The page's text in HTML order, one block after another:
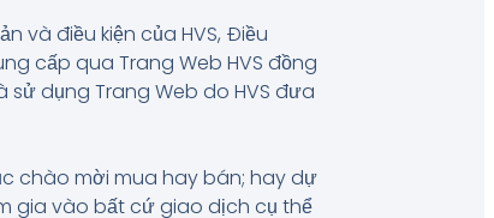
và điều kiện của HVS, Điều
cấp qua Trang Web HVS đồng
dụng Trang Web do HVS đưa
chào mời mua hay bán; hay dự
gia vào bất cứ giao dịch cụ thể